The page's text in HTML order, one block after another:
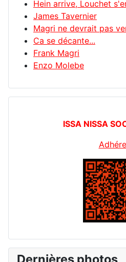
Hein arrive, Louchet
James Tavernier
Magri ne devrait pas
Ca se décante...
Frank Magri
Enzo Molebe
ISSA NISSA